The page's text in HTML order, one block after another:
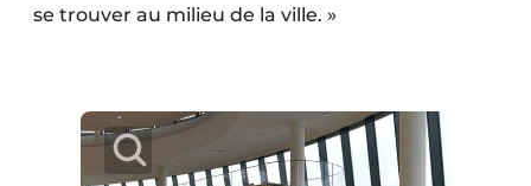
se trouver au milieu de la ville. »